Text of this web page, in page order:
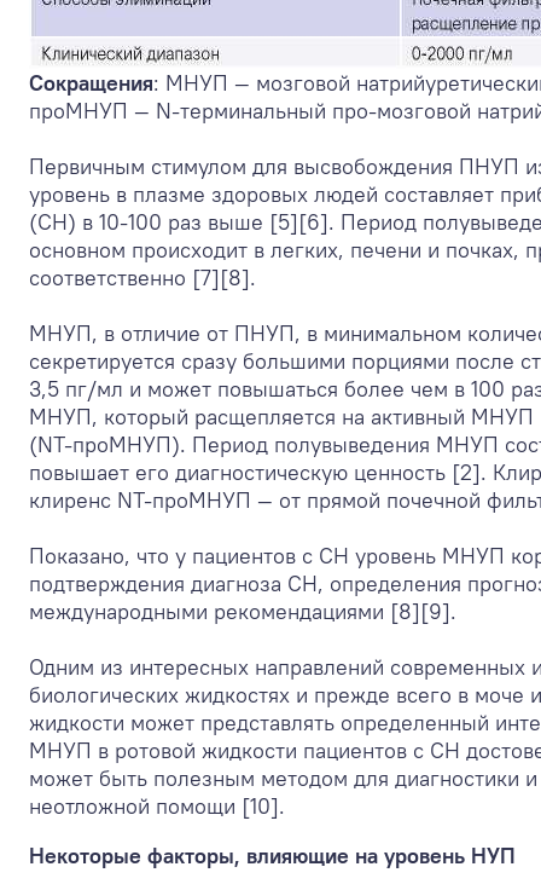
Сокращения: МНУП — мозговой
проМНУП — N-терминальный про-мозговой
Первичным стимулом для высвобождения ПНУП
уровень в плазме здоровых людей составляет
(СН) в 10-100 раз выше [5][6]. Период
основном происходит в легких, печени и
соответственно [7][8].
МНУП, в отличие от ПНУП, в минимальном
секретируется сразу большими порциями после
3,5 пг/мл и может повышаться более чем в 100
МНУП, который расщепляется на активный МНУП
(NТ-проМНУП). Период полувыведения МНУП
повышает его диагностическую ценность [2].
клиренс NТ-проМНУП — от прямой почечной
Показано, что у пациентов с СН уровень МНУП
подтверждения диагноза СН, определения
международными рекомендациями [8][9].
Одним из интересных направлений современных
биологических жидкостях и прежде всего в
жидкости может представлять определенный
МНУП в ротовой жидкости пациентов с СН
может быть полезным методом для диагностики
неотложной помощи [10].
Некоторые факторы, влияющие на уровень НУП